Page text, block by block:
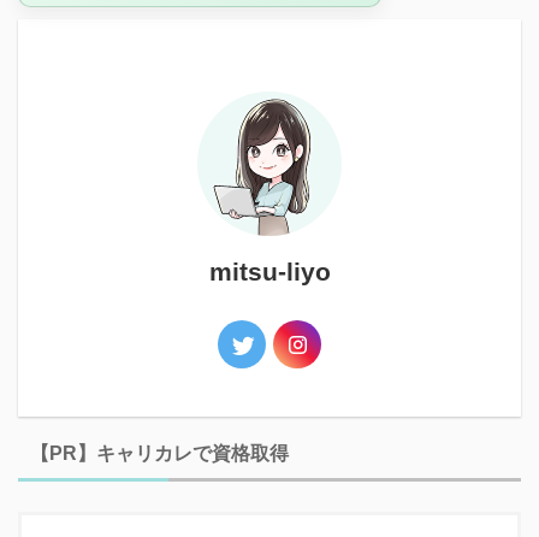
mitsu-liyo
【PR】キャリカレで資格取得